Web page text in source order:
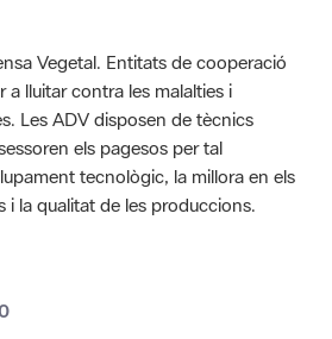
Vegetal. Entitats de cooperació
a lluitar contra les malalties i
Les ADV disposen de tècnics
els pagesos per tal
tecnològic, la millora en els
i la qualitat de les produccions.
La valoración media es de 0 estrellas de